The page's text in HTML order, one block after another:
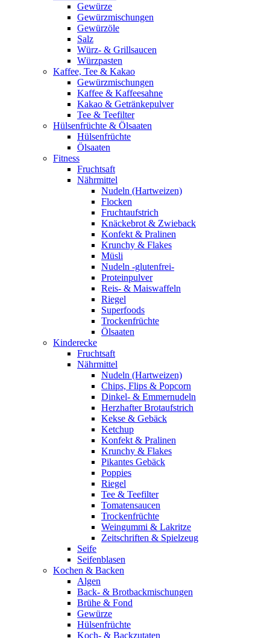
Gewürze
Gewürzmischungen
Gewürzöle
Salz
Würz- & Grillsaucen
Würzpasten
Kaffee, Tee & Kakao
Gewürzmischungen
Kaffee & Kaffeesahne
Kakao & Getränkepulver
Tee & Teefilter
Hülsenfrüchte & Ölsaaten
Hülsenfrüchte
Ölsaaten
Fitness
Fruchtsaft
Nährmittel
Nudeln (Hartweizen)
Flocken
Fruchtaufstrich
Knäckebrot & Zwieback
Konfekt & Pralinen
Krunchy & Flakes
Müsli
Nudeln -glutenfrei-
Proteinpulver
Reis- & Maiswaffeln
Riegel
Superfoods
Trockenfrüchte
Ölsaaten
Kinderecke
Fruchtsaft
Nährmittel
Nudeln (Hartweizen)
Chips, Flips & Popcorn
Dinkel- & Emmernudeln
Herzhafter Brotaufstrich
Kekse & Gebäck
Ketchup
Konfekt & Pralinen
Krunchy & Flakes
Pikantes Gebäck
Poppies
Riegel
Tee & Teefilter
Tomatensaucen
Trockenfrüchte
Weingummi & Lakritze
Zeitschriften & Spielzeug
Seife
Seifenblasen
Kochen & Backen
Algen
Back- & Brotbackmischungen
Brühe & Fond
Gewürze
Hülsenfrüchte
Koch- & Backzutaten